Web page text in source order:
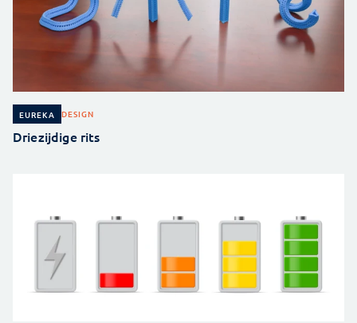
EUREKA DESIGN
Driezijdige rits